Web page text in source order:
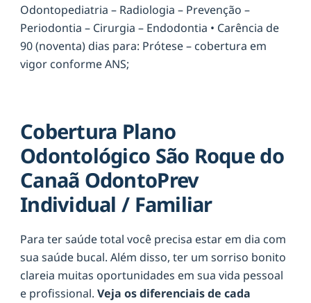
Odontopediatria – Radiologia – Prevenção –
Periodontia – Cirurgia – Endodontia • Carência de
90 (noventa) dias para: Prótese – cobertura em
vigor conforme ANS;
Cobertura Plano
Odontológico São Roque do
Canaã OdontoPrev
Individual / Familiar
Para ter saúde total você precisa estar em dia com
sua saúde bucal. Além disso, ter um sorriso bonito
clareia muitas oportunidades em sua vida pessoal
e profissional. Veja os diferenciais de cada